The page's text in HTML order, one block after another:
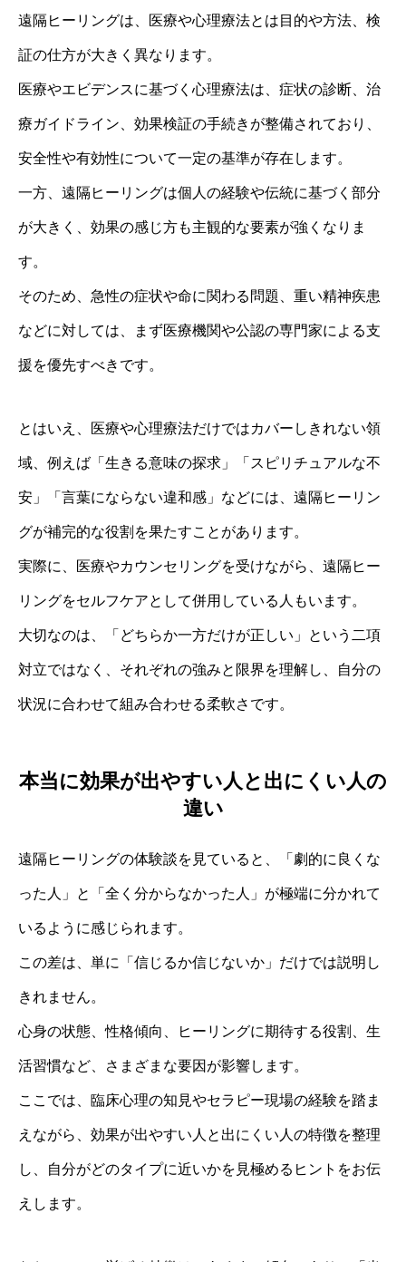
遠隔ヒーリングは、医療や心理療法とは目的や方法、検
証の仕方が大きく異なります。
医療やエビデンスに基づく心理療法は、症状の診断、治
療ガイドライン、効果検証の手続きが整備されており、
安全性や有効性について一定の基準が存在します。
一方、遠隔ヒーリングは個人の経験や伝統に基づく部分
が大きく、効果の感じ方も主観的な要素が強くなりま
す。
そのため、急性の症状や命に関わる問題、重い精神疾患
などに対しては、まず医療機関や公認の専門家による支
援を優先すべきです。
とはいえ、医療や心理療法だけではカバーしきれない領
域、例えば「生きる意味の探求」「スピリチュアルな不
安」「言葉にならない違和感」などには、遠隔ヒーリン
グが補完的な役割を果たすことがあります。
実際に、医療やカウンセリングを受けながら、遠隔ヒー
リングをセルフケアとして併用している人もいます。
大切なのは、「どちらか一方だけが正しい」という二項
対立ではなく、それぞれの強みと限界を理解し、自分の
状況に合わせて組み合わせる柔軟さです。
本当に効果が出やすい人と出にくい人の
違い
遠隔ヒーリングの体験談を見ていると、「劇的に良くな
った人」と「全く分からなかった人」が極端に分かれて
いるように感じられます。
この差は、単に「信じるか信じないか」だけでは説明し
きれません。
心身の状態、性格傾向、ヒーリングに期待する役割、生
活習慣など、さまざまな要因が影響します。
ここでは、臨床心理の知見やセラピー現場の経験を踏ま
えながら、効果が出やすい人と出にくい人の特徴を整理
し、自分がどのタイプに近いかを見極めるヒントをお伝
えします。